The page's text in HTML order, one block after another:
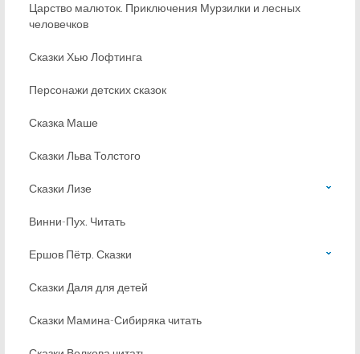
Царство малюток. Приключения Мурзилки и лесных
человечков
Сказки Хью Лофтинга
Персонажи детских сказок
Сказка Маше
Сказки Льва Толстого
Сказки Лизе
Винни-Пух. Читать
Ершов Пётр. Сказки
Сказки Даля для детей
Сказки Мамина-Сибиряка читать